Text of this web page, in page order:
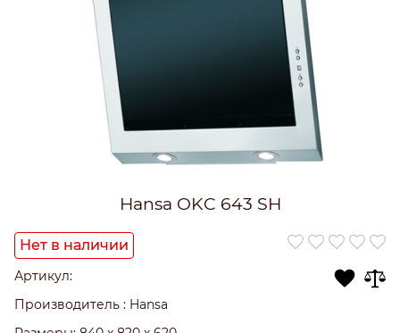
Hansa OKC 643 SH
Нет в наличии
Артикул:
Производитель : Hansa